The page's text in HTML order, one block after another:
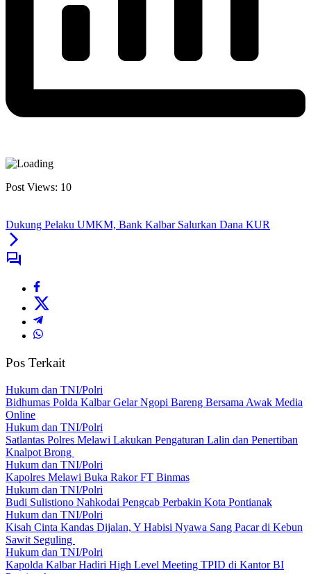
Post Views: 10
Dukung Pelaku UMKM, Bank Kalbar Salurkan Dana KUR
Pos Terkait
Hukum dan TNI/Polri
Bidhumas Polda Kalbar Gelar Ngopi Bareng Bersama Awak Media
Online
Hukum dan TNI/Polri
Satlantas Polres Melawi Lakukan Pengaturan Lalin dan Penertiban
Knalpot Brong
Hukum dan TNI/Polri
Kapolres Melawi Buka Rakor FT Binmas
Hukum dan TNI/Polri
Budi Sulistiono Nahkodai Pengcab Perbakin Kota Pontianak
Hukum dan TNI/Polri
Kisah Cinta Kandas Dijalan, Y Habisi Nyawa Sang Pacar di Kebun
Sawit Seguling
Hukum dan TNI/Polri
Kapolda Kalbar Hadiri High Level Meeting TPID di Kantor BI